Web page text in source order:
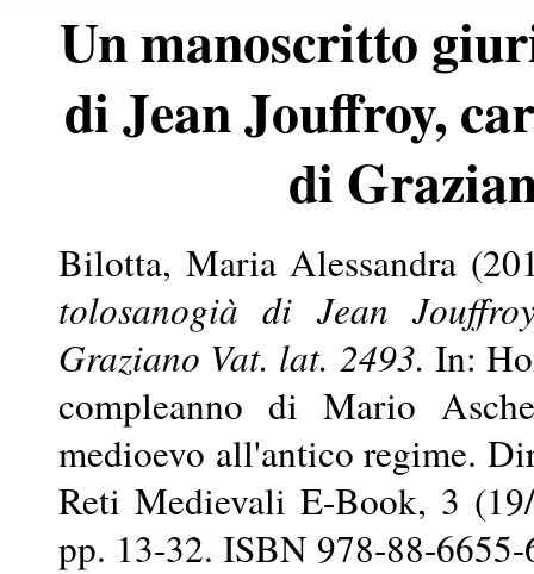
Un manoscritto
di Jean Jouffroy,
di
Bilotta, Maria Alessandra
tolosanogià di Jean
Graziano Vat. lat. 2493. In:
compleanno di Mario
medioevo all'antico regime.
Reti Medievali E-Book, 3
pp. 13-32. ISBN 978-88-